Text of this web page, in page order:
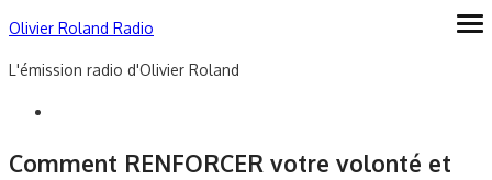
Skip
content
Olivier Roland Radio
L'émission radio d'Olivier Roland
Comment RENFORCER votre volonté et